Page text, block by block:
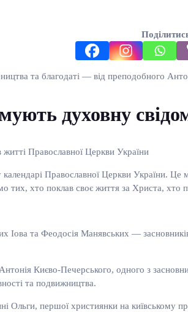
та благодаті — від преподобного
духовну
Православної Церкви України
Православної Церкви України. Це
тих, хто поклав своє життя за Христа, хто
Іова та Феодосія Манявських —
Києво-Печерського, одного з
та подвижництва.
Ольги, першої християнки на київському